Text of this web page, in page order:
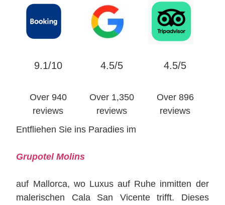
9.1/10
Over 940
reviews
4.5/5
Over 1,350
reviews
4.5/5
Over 896
reviews
Entfliehen Sie ins Paradies im
Grupotel Molins
auf Mallorca, wo Luxus auf Ruhe inmitten der
malerischen Cala San Vicente trifft. Dieses